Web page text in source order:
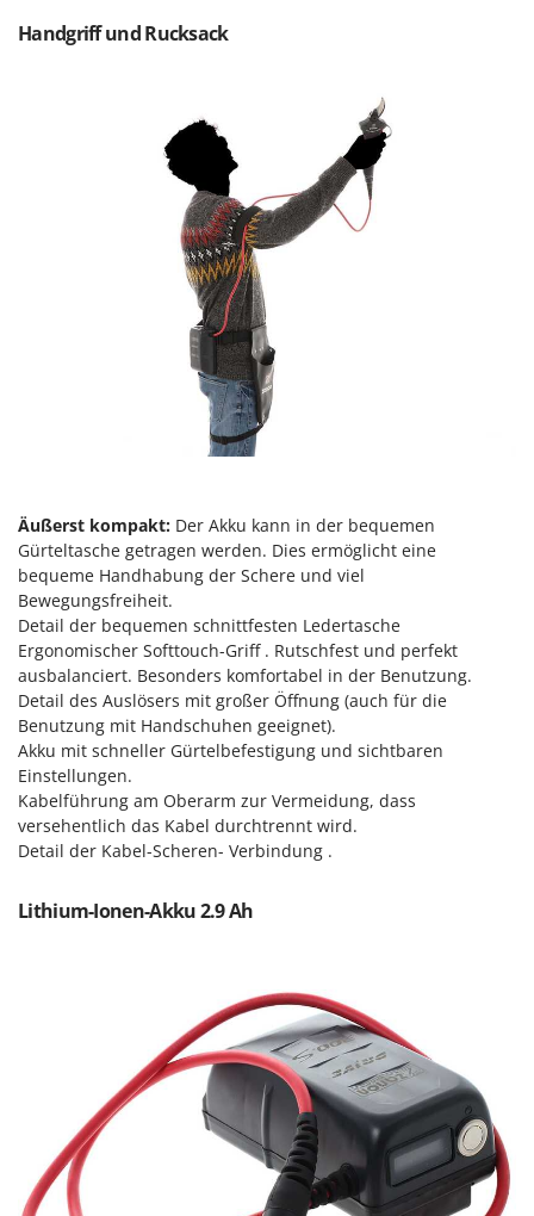
Zinkeneggen
M
Marina Systems
Minox
Mockmill
More than chef
MOSA
MOVA
Mowox
MTD
N
New O.M.R.A.
Nilfisk
Novatec
Officine Savioli
Oliviero
Olix
OMA
Handgriff und Rucksack
Äußerst kompakt: Der Akku kann in der bequemen
Gürteltasche getragen werden. Dies ermöglicht eine
bequeme Handhabung der Schere und viel
Bewegungsfreiheit.
Detail der bequemen schnittfesten Ledertasche
Ergonomischer Softtouch-Griff . Rutschfest und perfekt
ausbalanciert. Besonders komfortabel in der Benutzung.
Detail des Auslösers mit großer Öffnung (auch für die
Benutzung mit Handschuhen geeignet).
Akku mit schneller Gürtelbefestigung und sichtbaren
Einstellungen.
Kabelführung am Oberarm zur Vermeidung, dass
versehentlich das Kabel durchtrennt wird.
Detail der Kabel-Scheren- Verbindung .
Lithium-Ionen-Akku 2.9 Ah